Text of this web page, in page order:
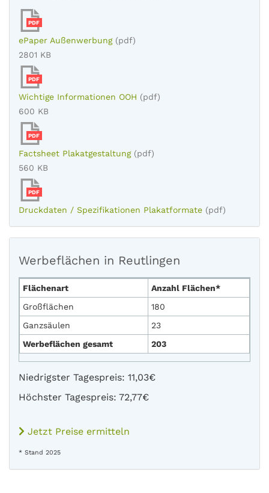
PDF
ePaper Außenwerbung (pdf)
2801 KB
PDF
Wichtige Informationen OOH (pdf)
600 KB
PDF
Factsheet Plakatgestaltung (pdf)
560 KB
PDF
Druckdaten / Spezifikationen Plakatformate (pdf)
Werbeflächen in Reutlingen
Flächenart
Anzahl Flächen*
Großflächen
180
Ganzsäulen
23
Werbeflächen gesamt
203
Niedrigster Tagespreis: 11,03€
Höchster Tagespreis: 72,77€
Jetzt Preise ermitteln
* Stand 2025